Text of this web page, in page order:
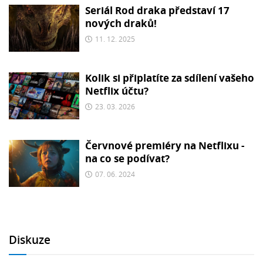
Seriál Rod draka představí 17
nových draků!
11. 12. 2025
Kolik si připlatíte za sdílení vašeho
Netflix účtu?
23. 03. 2026
Červnové premiéry na Netflixu -
na co se podívat?
07. 06. 2024
Diskuze